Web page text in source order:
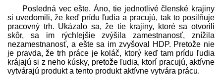
Posledná vec ešte. Áno, tie jednotlivé členské krajiny
si uvedomili, že keď prídu ľudia a pracujú, tak to posilňuje
pracovný trh. Ukázalo sa, že tie krajiny, ktoré sa otvorili
skôr, sa im rýchlejšie zvýšila zamestnanosť, znížila
nezamestnanosť, a ešte sa im zvyšoval HDP. Pretože nie
je pravda, že trh práce je koláč, ktorý keď tam prídu ľudia
krájajú si z neho kúsky, pretože ľudia, ktorí pracujú, aktívne
vytvárajú produkt a tento produkt aktívne vytvára prácu.